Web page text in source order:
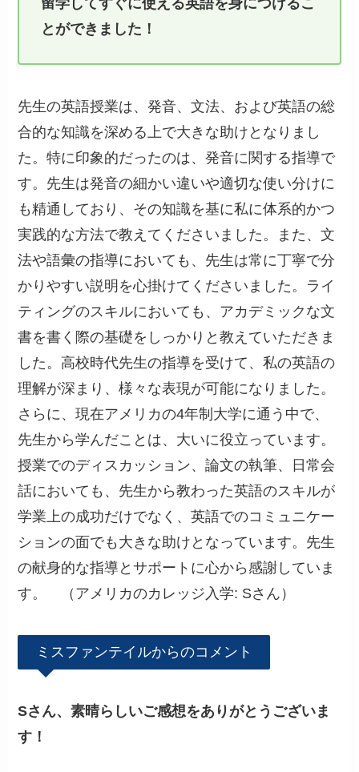
留学してすぐに使える英語を身につけるこ
とができました！
先生の英語授業は、発音、文法、および英語の総
合的な知識を深める上で大きな助けとなりまし
た。特に印象的だったのは、発音に関する指導で
す。先生は発音の細かい違いや適切な使い分けに
も精通しており、その知識を基に私に体系的かつ
実践的な方法で教えてくださいました。また、文
法や語彙の指導においても、先生は常に丁寧で分
かりやすい説明を心掛けてくださいました。ライ
ティングのスキルにおいても、アカデミックな文
書を書く際の基礎をしっかりと教えていただきま
した。高校時代先生の指導を受けて、私の英語の
理解が深まり、様々な表現が可能になりました。
さらに、現在アメリカの4年制大学に通う中で、
先生から学んだことは、大いに役立っています。
授業でのディスカッション、論文の執筆、日常会
話においても、先生から教わった英語のスキルが
学業上の成功だけでなく、英語でのコミュニケー
ションの面でも大きな助けとなっています。先生
の献身的な指導とサポートに心から感謝していま
す。 （アメリカのカレッジ入学: Sさん）
ミスファンテイルからのコメント
Sさん、素晴らしいご感想をありがとうございま
す！